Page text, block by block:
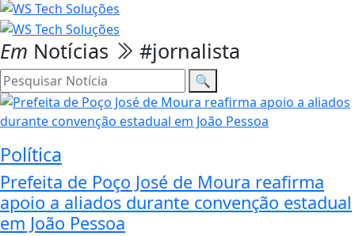
Em Notícias #jornalista
🔍
Política
Prefeita de Poço José de Moura reafirma
apoio a aliados durante convenção estadual
em João Pessoa